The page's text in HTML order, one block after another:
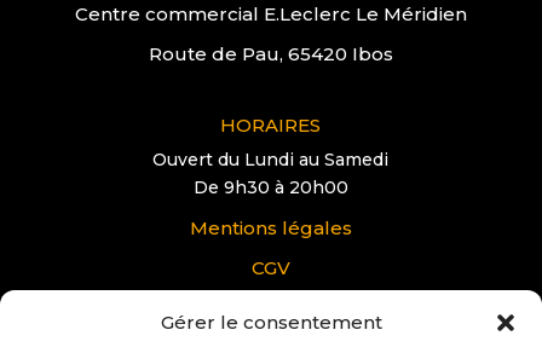
Gérer le consentement
Centre commercial E.Leclerc Le Méridien
Route de Pau, 65420 Ibos
HORAIRES
Ouvert du Lundi au Samedi
De 9h30 à 20h00
Mentions légales
CGV